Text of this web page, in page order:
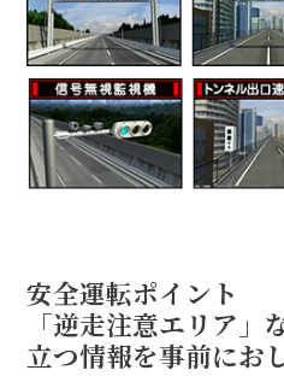
安全運転ポイント
「逆走注意エリア
立つ情報を事前にお